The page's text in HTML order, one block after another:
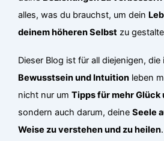
alles, was du brauchst, um dein
deinem höheren Selbst zu
Dieser Blog ist für all diejenigen,
Bewusstsein und Intuition leben
nicht nur umTipps für mehr Glück
sondern auch darum, deineSeele
Weise zu verstehen und zu heilen.